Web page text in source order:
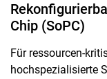
Chip (SoPC)
Für ressourcen-
hochspezialisierte